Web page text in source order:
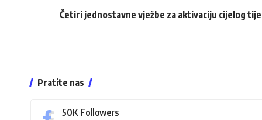
Četiri jednostavne vježbe za aktivaciju cijelog
Pratite nas
50K Followers